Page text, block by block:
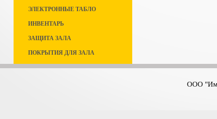
ЭЛЕКТРОННЫЕ ТАБЛО
ИНВЕНТАРЬ
ЗАЩИТА ЗАЛА
ПОКРЫТИЯ ДЛЯ ЗАЛА
ООО